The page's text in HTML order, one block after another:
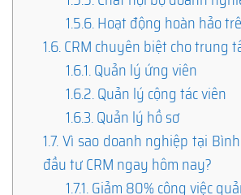
1.5.6.Hoạt động hoàn hảo
1.6.CRM chuyên biệt cho trung
1.6.1.Quản lý ứng viên
1.6.2.Quản lý cộng tác viên
1.6.3.Quản lý hồ sơ
1.7.Vì sao doanh nghiệp tại
đầu tư CRM ngay hôm nay?
1.7.1.Giảm 80% công việc